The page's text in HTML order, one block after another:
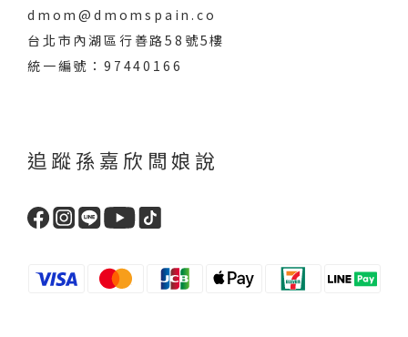
dmom@dmomspain.co
台北市內湖區行善路58號5樓
統一編號：97440166
追蹤孫嘉欣闆娘說